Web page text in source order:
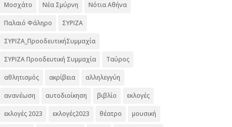
Μοσχάτο Νέα Σμύρνη Νότια Αθήνα
Παλαιό Φάληρο ΣΥΡΙΖΑ
ΣΥΡΙΖΑ_ΠροοδευτικήΣυμμαχία
ΣΥΡΙΖΑ Προοδευτική Συμμαχία Ταύρος
αθλητισμός ακρίβεια αλληλεγγύη
ανανέωση αυτοδιοίκηση βιβλίο εκλογές
εκλογές 2023 εκλογές2023 θέατρο μουσική